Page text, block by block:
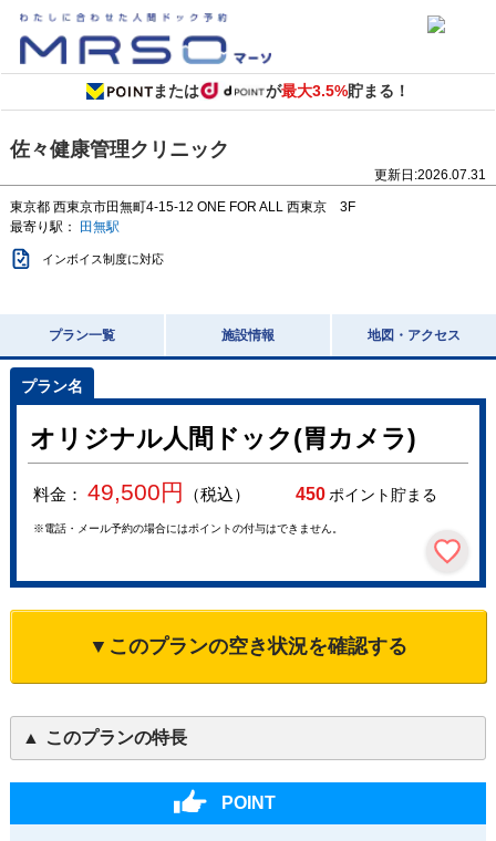
または が最大3.5%貯まる！
佐々健康管理クリニック
更新日:2026.07.31
東京都 西東京市田無町4-15-12 ONE FOR ALL 西東京 3F
最寄り駅：
田無駅
インボイス制度に対応
プラン一覧 施設情報 地図・アクセス
オリジナル人間ドック(胃カメラ)
料金： 49,500円 （税込） 450ポイント貯まる
※電話・メール予約の場合にはポイントの付与はできません。
▼このプランの空き状況を確認する
このプランの特長
POINT